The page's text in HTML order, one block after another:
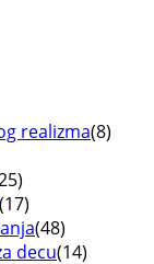
realizma(8)
(17)
(48)
decu(14)